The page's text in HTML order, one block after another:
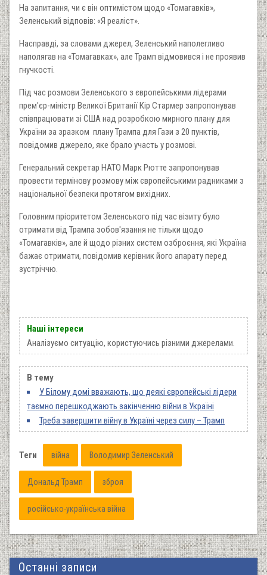
На запитання, чи є він оптимістом щодо «Томагавків»,
Зеленський відповів: «Я реаліст».
Насправді, за словами джерел, Зеленський наполегливо
наполягав на «Томагавках», але Трамп відмовився і не проявив
гнучкості.
Під час розмови Зеленського з європейськими лідерами
прем'єр-міністр Великої Британії Кір Стармер запропонував
співпрацювати зі США над розробкою мирного плану для
України за зразком плану Трампа для Гази з 20 пунктів,
повідомив джерело, яке брало участь у розмові.
Генеральний секретар НАТО Марк Рютте запропонував
провести термінову розмову між європейськими радниками з
національної безпеки протягом вихідних.
Головним пріоритетом Зеленського під час візиту було
отримати від Трампа зобов'язання не тільки щодо
«Томагавків», але й щодо різних систем озброєння, які Україна
бажає отримати, повідомив керівник його апарату перед
зустріччю.
Наші інтереси
Аналізуємо ситуацію, користуючись різними джерелами.
В тему
У Білому домі вважають, що деякі європейські лідери
таємно перешкоджають закінченню війни в Україні
Треба завершити війну в Україні через силу – Трамп
Теги війна Володимир Зеленський
Дональд Трамп зброя
російсько-українська війна
Останні записи